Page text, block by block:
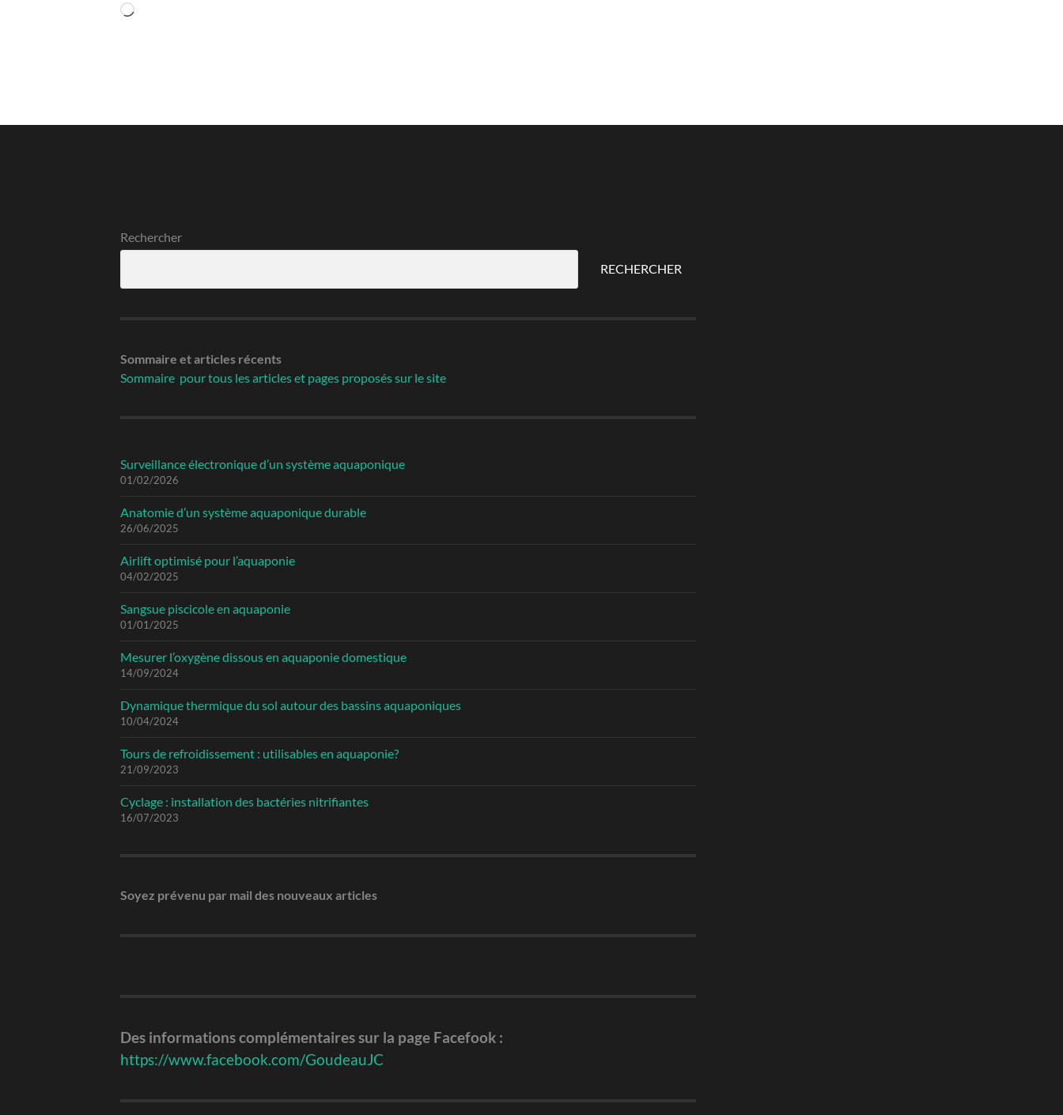
Chargement…
Rechercher
RECHERCHER
Sommaire et articles récents
Sommaire pour tous les articles et pages proposés sur le site
Surveillance électronique d’un système aquaponique
01/02/2026
Anatomie d’un système aquaponique durable
26/06/2025
Airlift optimisé pour l’aquaponie
04/02/2025
Sangsue piscicole en aquaponie
01/01/2025
Mesurer l’oxygène dissous en aquaponie domestique
14/09/2024
Dynamique thermique du sol autour des bassins aquaponiques
10/04/2024
Tours de refroidissement : utilisables en aquaponie?
21/09/2023
Cyclage : installation des bactéries nitrifiantes
16/07/2023
Soyez prévenu par mail des nouveaux articles
Des informations complémentaires sur la page Facefook :
https://www.facebook.com/GoudeauJC